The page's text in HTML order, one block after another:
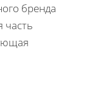
бренда
часть